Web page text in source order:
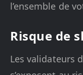
l’ensemble de
Risque de
Les validateurs